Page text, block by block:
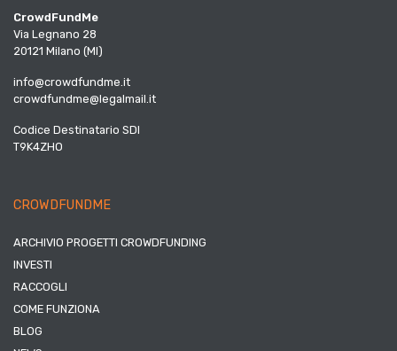
CrowdFundMe
Via Legnano 28
20121 Milano (MI)
info@crowdfundme.it
crowdfundme@legalmail.it
Codice Destinatario SDI
T9K4ZHO
CROWDFUNDME
ARCHIVIO PROGETTI CROWDFUNDING
INVESTI
RACCOGLI
COME FUNZIONA
BLOG